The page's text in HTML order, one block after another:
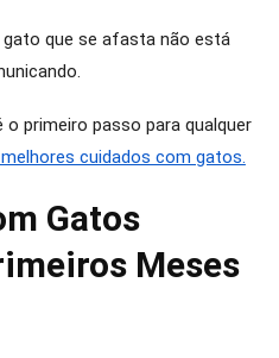
que se afasta não está
primeiro passo para qualquer
cuidados com gatos.
Gatos
Meses